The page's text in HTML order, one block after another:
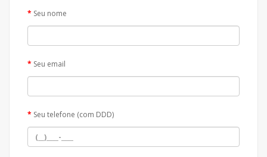
Seu nome
Seu email
Seu telefone (com DDD)